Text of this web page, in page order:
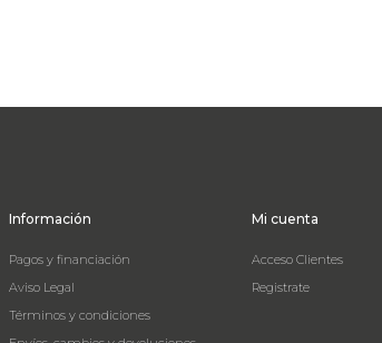
Información
Pagos y financiación
Aviso Legal
Términos y condiciones
Mi cuenta
Acceso Clientes
Registrate